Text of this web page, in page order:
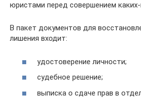
юристами перед совершением
В пакет документов для
лишения входит:
удостоверение личности;
судебное решение;
выписка о сдаче прав в